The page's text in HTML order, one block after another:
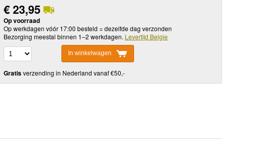
€23,95
Op voorraad
Op werkdagen vóór 17:00 besteld = dezelfde dag verzonden
Bezorging meestal binnen 1–2 werkdagen. Levertijd Belgie
In winkelwagen
Gratisverzending in Nederland vanaf €50,-